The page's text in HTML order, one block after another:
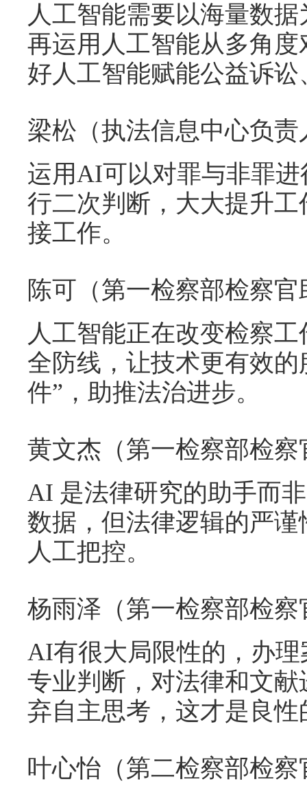
人工智能需要以海量数
再运用人工智能从多角
好人工智能赋能公益诉
梁松（执法信息中心负责
运用AI可以对罪与非罪
行二次判断，大大提升
接工作。
陈可（第一检察部检察官
人工智能正在改变检察
全防线，让技术更有效
件”，助推法治进步。
黄文杰（第一检察部检察
AI 是法律研究的助手而
数据，但法律逻辑的严
人工把控。
杨雨泽（第一检察部检察
AI有很大局限性的，办
专业判断，对法律和文
弃自主思考，这才是良
叶心怡（第二检察部检察